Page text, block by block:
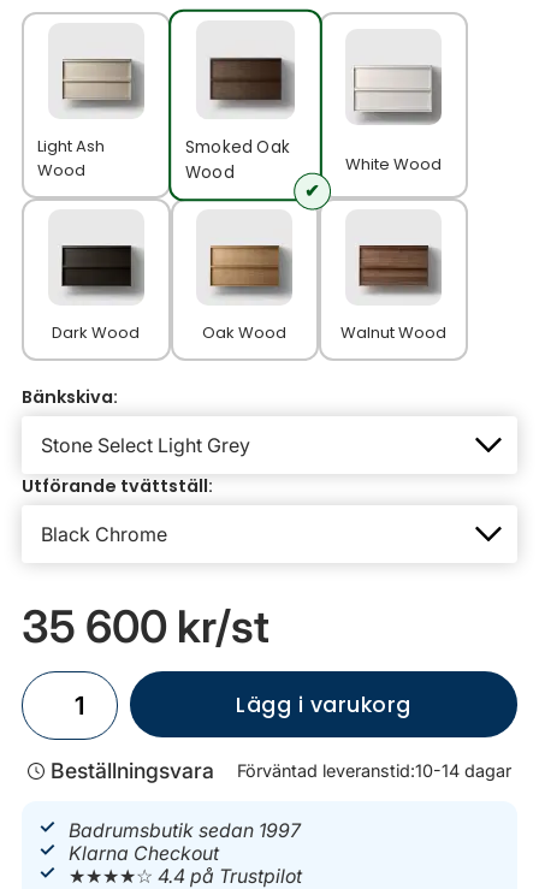
Light Ash
Wood
Smoked Oak
Wood
White Wood
Dark Wood Oak Wood Walnut Wood
Bänkskiva:
Utförande tvättställ:
35 600 kr/st
Lägg i varukorg
Beställningsvara Förväntad leveranstid:10-14 dagar
Badrumsbutik sedan 1997
Klarna Checkout
★★★★☆4.4 på Trustpilot